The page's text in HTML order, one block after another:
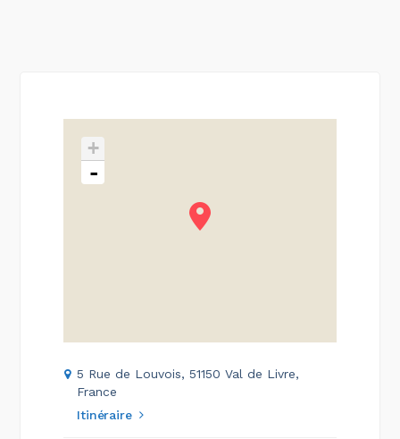
+
-
5 Rue de Louvois, 51150 Val de Livre,
France
Itinéraire